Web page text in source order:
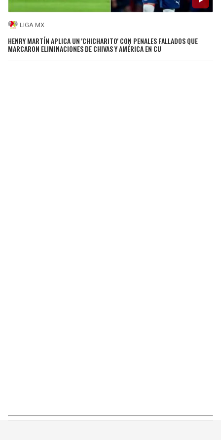
LIGA MX
HENRY MARTÍN APLICA UN 'CHICHARITO' CON PENALES FALLADOS QUE
MARCARON ELIMINACIONES DE CHIVAS Y AMÉRICA EN CU